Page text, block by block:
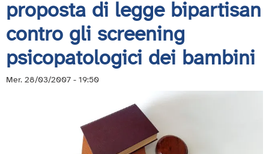
contenuto
principale
proposta di legge bipartisan
contro gli screening
psicopatologici dei bambini
Mer. 28/03/2007 - 19:50